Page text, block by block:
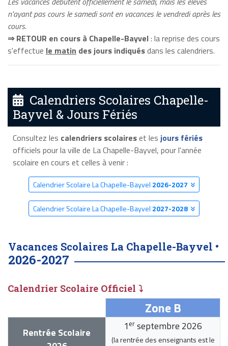
n'ayant pas cours le samedi sont en vacances le vendredi après les
cours.
⇒ RETOUR en cours à Chapelle-Bayvel: la reprise des cours
s'effectue le matin des jours indiquésdans les calendriers.
Calendriers Scolaires Chapelle-
Bayvel & Jours Fériés
Consultez les calendriers scolaireset les jours fériés
officiels pour la ville de La Chapelle-Bayvel, pour l'année
scolaire en cours et celles à venir :
Calendrier Scolaire La Chapelle-Bayvel 2026-2027
Calendrier Scolaire La Chapelle-Bayvel 2027-2028
Vacances Scolaires La Chapelle-Bayvel •
2026-2027
Calendrier Scolaire Officiel ⤵
Zone B
Rentrée Scolaire
1 er septembre 2026
(la rentrée des enseignants est le